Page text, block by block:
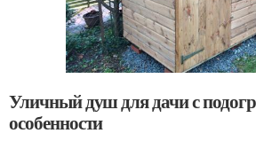
Уличный душ для дачи с
особенности